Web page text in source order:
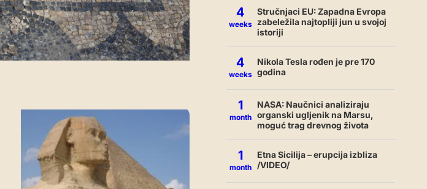
4
weeks
Stručnjaci EU: Zapadna Evropa
zabeležila najtopliji jun u svojoj
istoriji
4
weeks
Nikola Tesla rođen je pre 170
godina
1
month
NASA: Naučnici analiziraju
organski ugljenik na Marsu,
moguć trag drevnog života
1
month
Etna Sicilija – erupcija izbliza
/VIDEO/